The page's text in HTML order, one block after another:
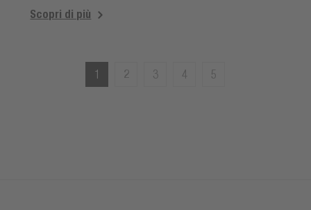
Scopri di più
1 2 3 4 5